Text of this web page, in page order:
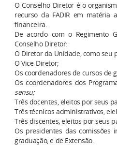
O Conselho Diretor é o
recurso da FADIR em matéria
financeira.
De acordo com o Regimento
Conselho Diretor:
O Diretor da Unidade, como seu
O Vice-Diretor;
Os coordenadores de cursos de
Os coordenadores dos
sensu;
Três docentes, eleitos por seus
Três técnicos administrativos,
Três discentes, eleitos por seus
Os presidentes das comissões
graduação, e de Extensão.